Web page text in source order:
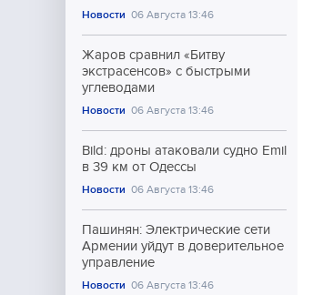
Новости 06 Августа 13:46
Жаров сравнил «Битву
экстрасенсов» с быстрыми
углеводами
Новости 06 Августа 13:46
Bild: дроны атаковали судно Emil
в 39 км от Одессы
Новости 06 Августа 13:46
Пашинян: Электрические сети
Армении уйдут в доверительное
управление
Новости 06 Августа 13:46